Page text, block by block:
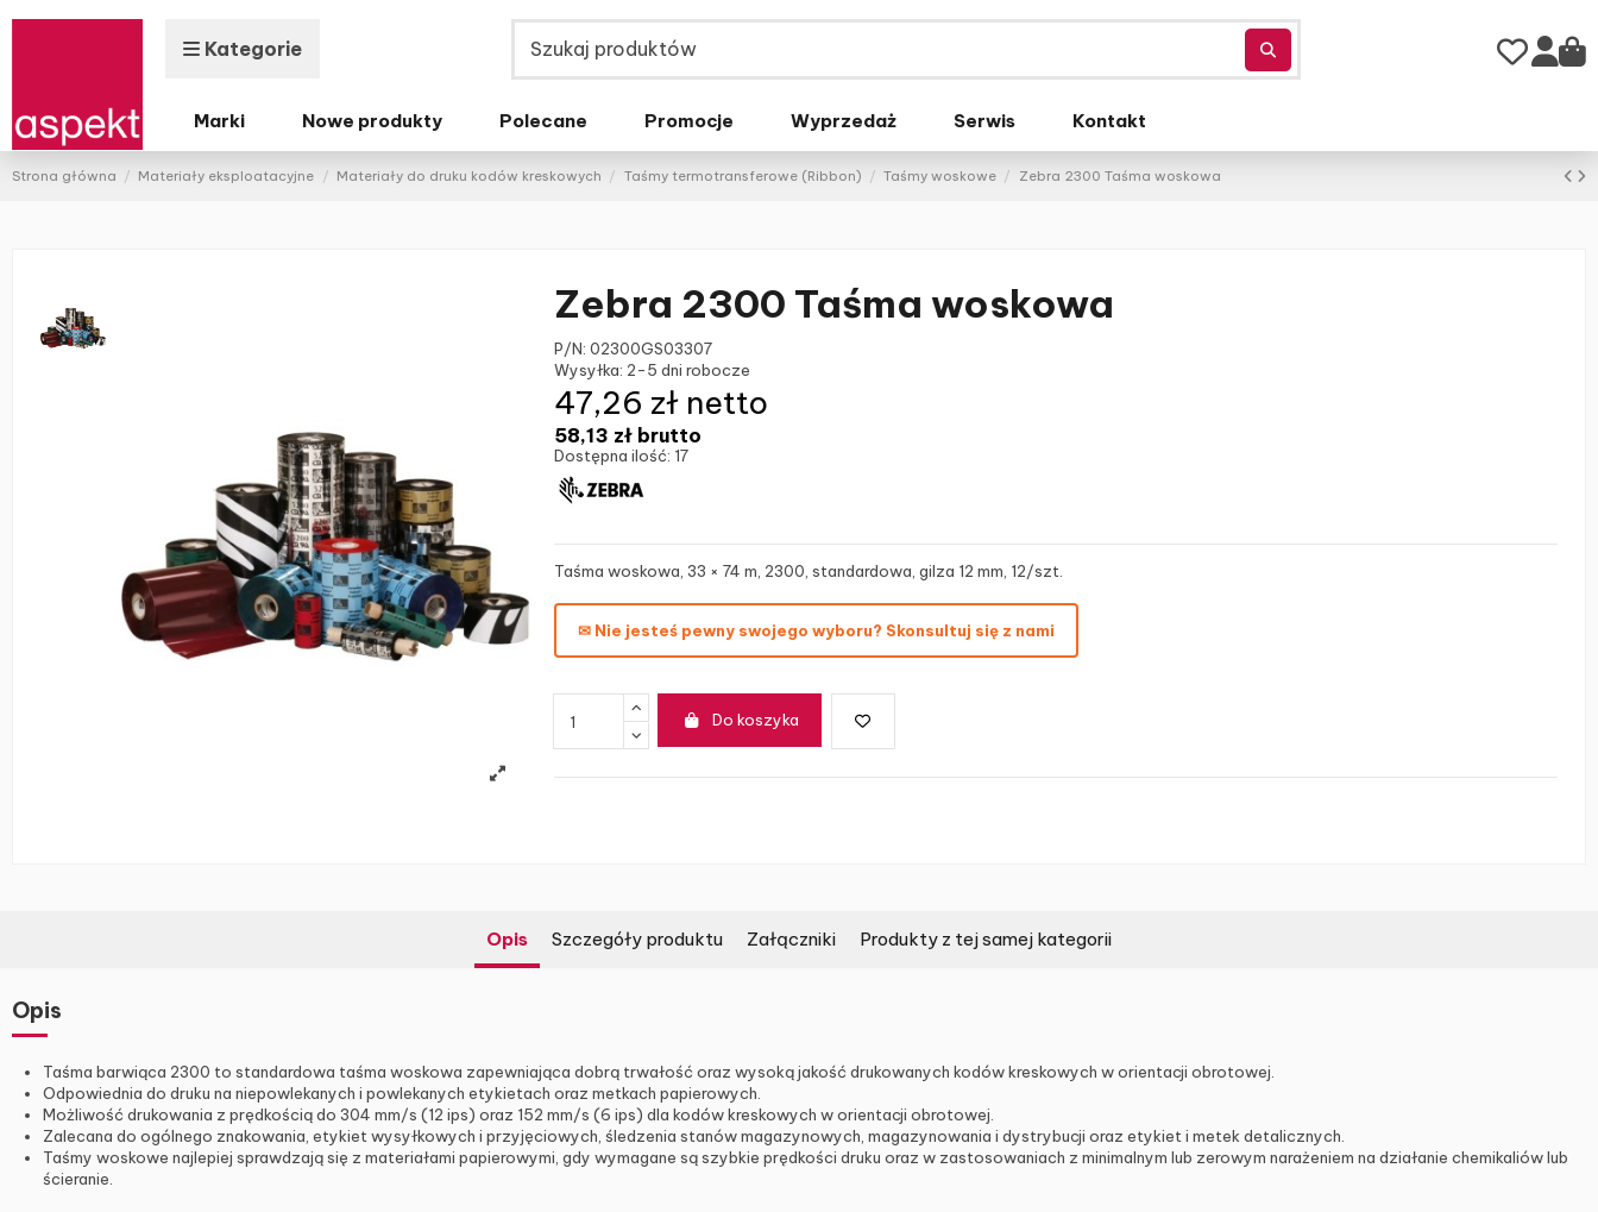
Kategorie
Marki Nowe produkty Polecane Promocje Wyprzedaż Serwis Kontakt
Strona główna Materiały eksploatacyjne Materiały do druku kodów kreskowych Taśmy termotransferowe (Ribbon) Taśmy woskowe Zebra 2300 Taśma woskowa
Zebra 2300 Taśma woskowa
P/N: 02300GS03307
Wysyłka: 2-5 dni robocze
58,13 zł brutto
47,26 zł netto
Dostępna ilość: 17
Taśma woskowa, 33 × 74 m, 2300, standardowa, gilza 12 mm, 12/szt.
✉ Nie jesteś pewny swojego wyboru? Skonsultuj się z nami
Do koszyka
Opis Szczegóły produktu Załączniki Produkty z tej samej kategorii
Opis
Taśma barwiąca 2300 to standardowa taśma woskowa zapewniająca dobrą trwałość oraz wysoką jakość drukowanych kodów kreskowych w orientacji obrotowej.
Odpowiednia do druku na niepowlekanych i powlekanych etykietach oraz metkach papierowych.
Możliwość drukowania z prędkością do 304 mm/s (12 ips) oraz 152 mm/s (6 ips) dla kodów kreskowych w orientacji obrotowej.
Zalecana do ogólnego znakowania, etykiet wysyłkowych i przyjęciowych, śledzenia stanów magazynowych, magazynowania i dystrybucji oraz etykiet i metek detalicznych.
Taśmy woskowe najlepiej sprawdzają się z materiałami papierowymi, gdy wymagane są szybkie prędkości druku oraz w zastosowaniach z minimalnym lub zerowym narażeniem na działanie chemikaliów lub
ścieranie.